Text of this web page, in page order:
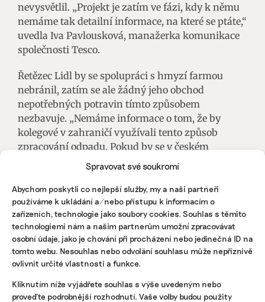
Spravovat své soukromí
Abychom poskytli co nejlepší služby, my a naši partneři
používáme k ukládání a/nebo přístupu k informacím o
zařízeních, technologie jako soubory cookies. Souhlas s těmito
technologiemi nám a našim partnerům umožní zpracovávat
osobní údaje, jako je chování při procházení nebo jedinečná ID na
tomto webu. Nesouhlas nebo odvolání souhlasu může nepříznivě
ovlivnit určité vlastnosti a funkce.
Kliknutím níže vyjádřete souhlas s výše uvedeným nebo
proveďte podrobnější rozhodnutí. Vaše volby budou použity
nevysvětlil. „Projekt je zatím ve fázi, kdy k němu
nemáme tak detailní informace, na které se ptáte,“
uvedla Iva Pavlousková, manažerka komunikace
společnosti Tesco.
Řetězec Lidl by se spolupráci s hmyzí farmou
nebránil, zatím se ale žádný jeho obchod
nepotřebných potravin tímto způsobem
nezbavuje. „Nemáme informace o tom, že by
kolegové v zahraničí využívali tento způsob
zpracování odpadu. Pokud by se v českém
prostředí larví farma objevila, určitě by nás tato
spolupráce do budoucna zajímala,“ uvedla Eliška
Froschová Stehlíková, vedoucí komunikace
společnosti Lidl.
VALENTINA PODLESNÁ